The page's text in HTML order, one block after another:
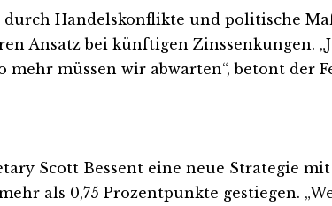
Handelskonflikte und politische
Ansatz bei künftigen Zinssenkungen.
müssen wir abwarten“, betont der
Scott Bessent eine neue Strategie
als 0,75 Prozentpunkte gestiegen.